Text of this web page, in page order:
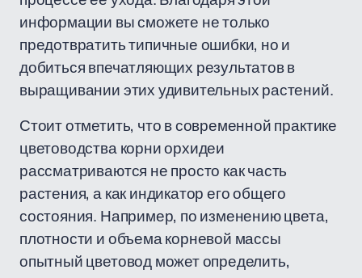
информации вы сможете не только
предотвратить типичные ошибки, но и
добиться впечатляющих результатов в
выращивании этих удивительных растений.
Стоит отметить, что в современной практике
цветоводства корни орхидеи
рассматриваются не просто как часть
растения, а как индикатор его общего
состояния. Например, по изменению цвета,
плотности и объема корневой массы
опытный цветовод может определить,